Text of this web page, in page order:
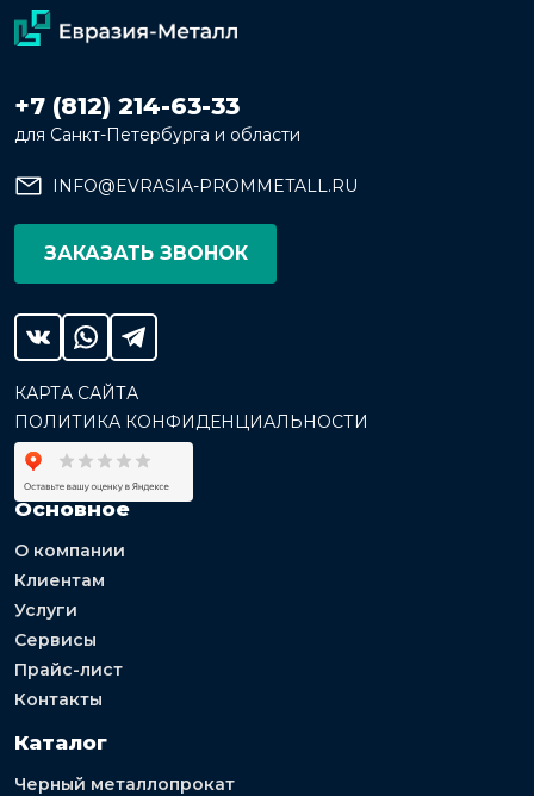
+7 (812) 214-63-33
для Санкт-Петербурга и области
INFO@EVRASIA-PROMMETALL.RU
ЗАКАЗАТЬ ЗВОНОК
КАРТА САЙТА
ПОЛИТИКА КОНФИДЕНЦИАЛЬНОСТИ
Основное
О компании
Клиентам
Услуги
Сервисы
Прайс-лист
Контакты
Каталог
Черный металлопрокат